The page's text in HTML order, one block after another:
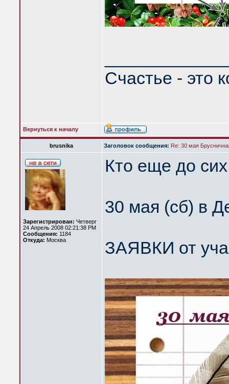
Счастье - это
Вернуться к началу
brusnika Заголовок сообщения: Re: 30 мая
Зарегистрирован: Четверг
24 Апрель 2008 02:21:38 PM
Сообщения: 1184
Откуда: Москва
Кто еще до
30 мая (сб) в
ЗАЯВКИ от